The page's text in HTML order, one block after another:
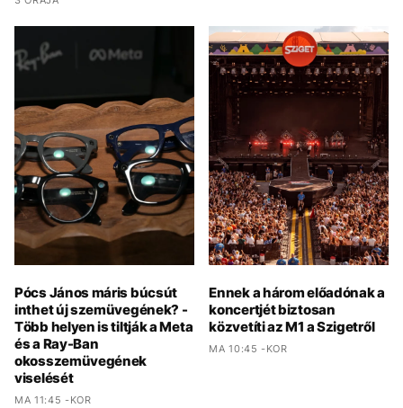
Pócs János máris búcsút
inthet új szemüvegének? -
Több helyen is tiltják a Meta
és a Ray-Ban
okosszemüvegének
viselését
MA 11:45 -KOR
Ennek a három előadónak a
koncertjét biztosan
közvetíti az M1 a Szigetről
MA 10:45 -KOR